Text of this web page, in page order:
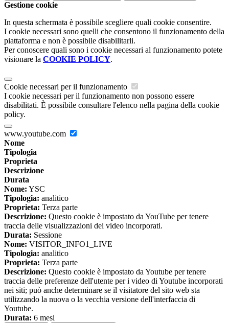
Gestione cookie
In questa schermata è possibile scegliere quali cookie consentire.
I cookie necessari sono quelli che consentono il funzionamento della
piattaforma e non è possibile disabilitarli.
Per conoscere quali sono i cookie necessari al funzionamento potete
visionare la COOKIE POLICY.
Cookie necessari per il funzionamento
I cookie necessari per il funzionamento non possono essere
disabilitati. È possibile consultare l'elenco nella pagina della cookie
policy.
www.youtube.com
Nome
Tipologia
Proprieta
Descrizione
Durata
Nome: YSC
Tipologia: analitico
Proprieta: Terza parte
Descrizione: Questo cookie è impostato da YouTube per tenere
traccia delle visualizzazioni dei video incorporati.
Durata: Sessione
Nome: VISITOR_INFO1_LIVE
Tipologia: analitico
Proprieta: Terza parte
Descrizione: Questo cookie è impostato da Youtube per tenere
traccia delle preferenze dell'utente per i video di Youtube incorporati
nei siti; può anche determinare se il visitatore del sito web sta
utilizzando la nuova o la vecchia versione dell'interfaccia di
Youtube.
Durata: 6 mesi